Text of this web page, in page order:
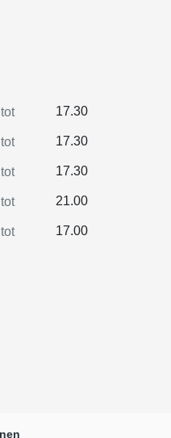
tot 17.30
tot 17.30
tot 17.30
tot 21.00
tot 17.00